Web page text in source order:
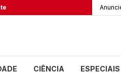
CIÊNCIA ESPECIAIS